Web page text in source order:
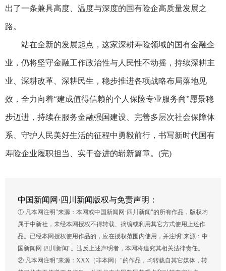
出了一条兼具高度、温度与深度的国有险企高质量发展之
路。
站在全新的发展起点，这家深耕寿险领域的国有金融企
业，仍将坚守金融工作政治性与人民性不动摇，持续深耕主
业、深耕改革、深耕民生，稳步推进各项战略布局落地见
效，全力向着“建成值得信赖的个人保险专业服务商”愿景稳
步迈进，持续在服务金融强国建设、完善多层次社会保障体
系、守护人民美好生活的征程中勇毅前行，书写新时代国有
寿险企业履职担当、实干奋进的崭新篇章。(完)
中国新闻网·四川新闻版权与免责声明：
① 凡本网注明"来源：本网或中国新闻网·四川新闻"的所有作品，版权均
属于中新社，未经本网授权不得转载、摘编或利用其它方式使用上述作
品。已经本网授权使用作品的，应在授权范围内使用，并注明"来源：中
国新闻网·四川新闻"。违反上述声明者，本网将追究其相关法律责任。
② 凡本网注明"来源：XXX（非本网）"的作品，均转载自其它媒体，转